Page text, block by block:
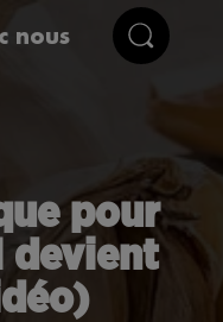
nous
pour
devient